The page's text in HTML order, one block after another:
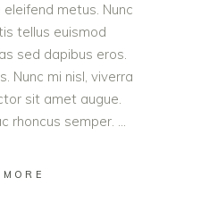
metus. Nunc
tellus euismod
sed dapibus eros.
Nunc mi nisl, viverra
sit amet augue.
rhoncus semper.